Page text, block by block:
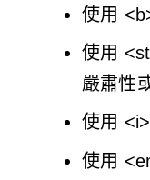
使用
使用
嚴肅性
使用
使用